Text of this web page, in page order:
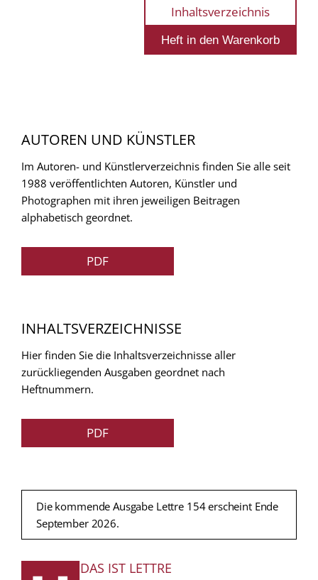
Inhaltsverzeichnis
AUTOREN UND KÜNSTLER
Im Autoren- und Künstlerverzeichnis finden Sie alle seit
1988 veröffentlichten Autoren, Künstler und
Photographen mit ihren jeweiligen Beitragen
alphabetisch geordnet.
PDF
INHALTSVERZEICHNISSE
Hier finden Sie die Inhaltsverzeichnisse aller
zurückliegenden Ausgaben geordnet nach
Heftnummern.
PDF
Die kommende Ausgabe Lettre 154 erscheint Ende
September 2026.
FUSSZEILE
DAS IST LETTRE